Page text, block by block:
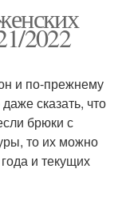
2022
и по-прежнему
сказать, что
брюки с
то их можно
и текущих